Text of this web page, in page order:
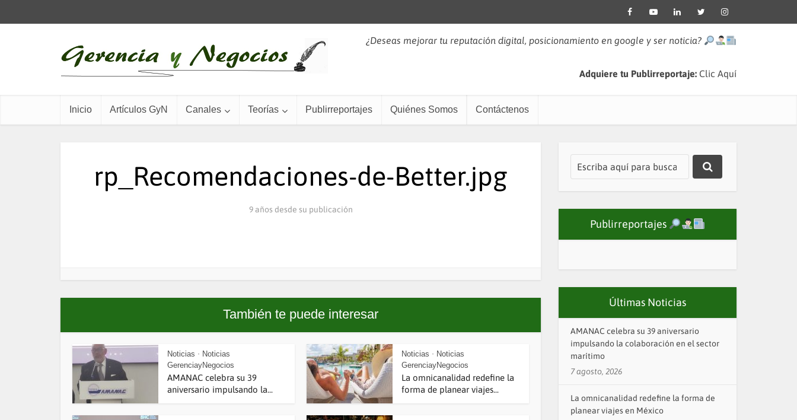
¿Deseas mejorar tu reputación digital, posicionamiento en google y ser noticia?
Adquiere tu Publirreportaje: Clic Aquí
Inicio Artículos GyN Canales Teorías Publirreportajes Quiénes Somos Contáctenos
rp_Recomendaciones-de-Better.jpg
9 años desde su publicación
También te puede interesar
Noticias • Noticias
GerenciayNegocios
AMANAC celebra su 39
aniversario impulsando la...
Noticias • Noticias
GerenciayNegocios
La omnicanalidad redefine la
forma de planear viajes...
Publirreportajes
Últimas Noticias
AMANAC celebra su 39 aniversario
impulsando la colaboración en el sector
marítimo
7 agosto, 2026
La omnicanalidad redefine la forma de
planear viajes en México